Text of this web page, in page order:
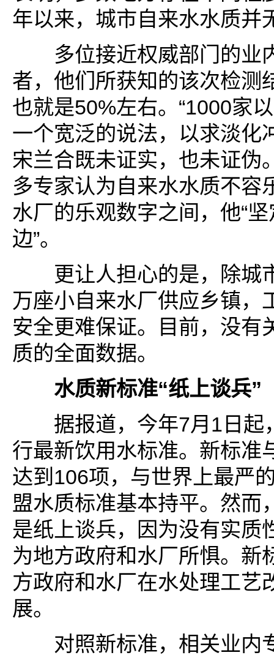
年以来，城市自来水水质并
多位接近权威部门的业
者，他们所获知的该次检测
也就是50%左右。“1000家
一个宽泛的说法，以求淡化
宋兰合既未证实，也未证伪
多专家认为自来水水质不容
水厂的乐观数字之间，他“
边”。
更让人担心的是，除城
万座小自来水厂供应乡镇，
安全更难保证。目前，没有
质的全面数据。
水质新标准“纸上谈兵”
据报道，今年7月1日起
行最新饮用水标准。新标准
达到106项，与世界上最
盟水质标准基本持平。然而
是纸上谈兵，因为没有实质
为地方政府和水厂所惧。新
方政府和水厂在水处理工艺
展。
对照新标准，相关业内